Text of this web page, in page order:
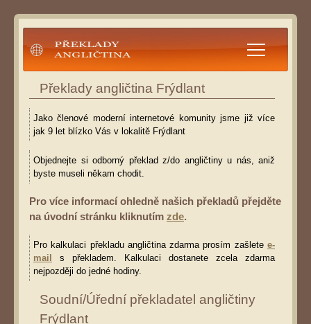
Překlady angličtina
Překlady angličtina Frýdlant
Jako členové moderní internetové komunity jsme již více
jak 9 let blízko Vás v lokalitě Frýdlant
Objednejte si odborný překlad z/do angličtiny u nás, aniž
byste museli někam chodit.
Pro více informací ohledně našich překladů přejděte
na úvodní stránku kliknutím zde.
Pro kalkulaci překladu angličtina zdarma prosím zašlete e-
mail
s překladem. Kalkulaci dostanete zcela zdarma
nejpozději do jedné hodiny.
Soudní/Úřední překladatel angličtiny
Frýdlant